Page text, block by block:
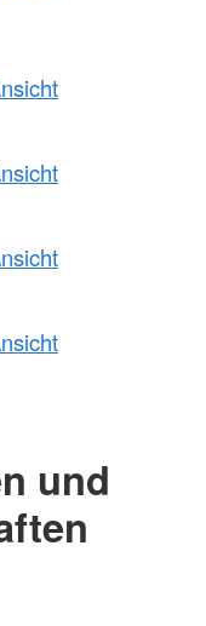
und